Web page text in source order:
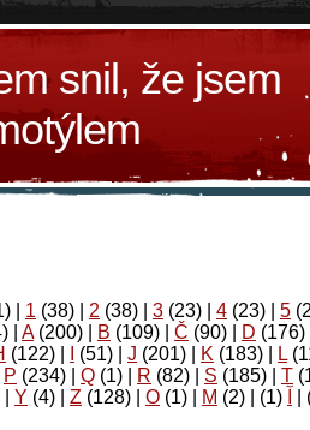
snil, že jsem
1 (38) 2 (38) 3 (23) 4 (23) 5
A(200) B (109) Č (90) D (176)
(122) (51) J (201) K (183) L
P (234) Q (1) R (82) S (185) T
Y (4) Z (128) Ο (1) М (2)
(1)